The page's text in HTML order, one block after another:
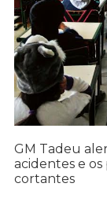
GM Tadeu
acidentes e os
cortantes